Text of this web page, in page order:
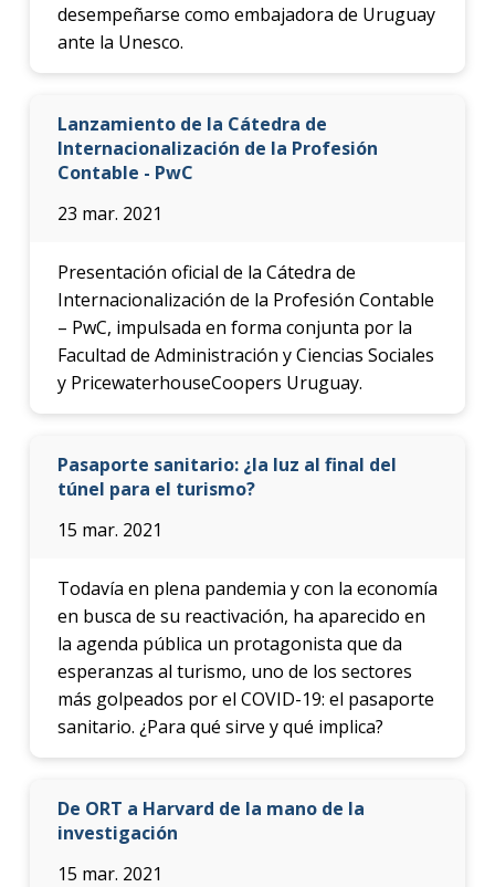
desempeñarse como embajadora de Uruguay
ante la Unesco.
Lanzamiento de la Cátedra de
Internacionalización de la Profesión
Contable - PwC
23 mar. 2021
Presentación oficial de la Cátedra de
Internacionalización de la Profesión Contable
– PwC, impulsada en forma conjunta por la
Facultad de Administración y Ciencias Sociales
y PricewaterhouseCoopers Uruguay.
Pasaporte sanitario: ¿la luz al final del
túnel para el turismo?
15 mar. 2021
Todavía en plena pandemia y con la economía
en busca de su reactivación, ha aparecido en
la agenda pública un protagonista que da
esperanzas al turismo, uno de los sectores
más golpeados por el COVID-19: el pasaporte
sanitario. ¿Para qué sirve y qué implica?
De ORT a Harvard de la mano de la
investigación
15 mar. 2021